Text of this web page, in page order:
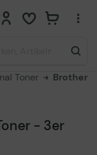
0 0
Toner Brother
- 3er